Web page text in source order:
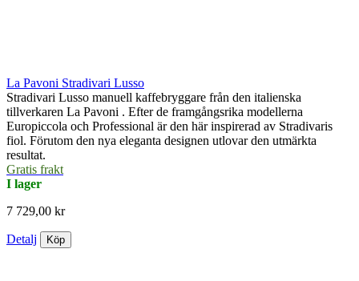
La Pavoni Stradivari Lusso
Stradivari Lusso manuell kaffebryggare från den italienska
tillverkaren La Pavoni . Efter de framgångsrika modellerna
Europiccola och Professional är den här inspirerad av Stradivaris
fiol. Förutom den nya eleganta designen utlovar den utmärkta
resultat.
Gratis frakt
I lager
7 729,00 kr
Detalj Köp